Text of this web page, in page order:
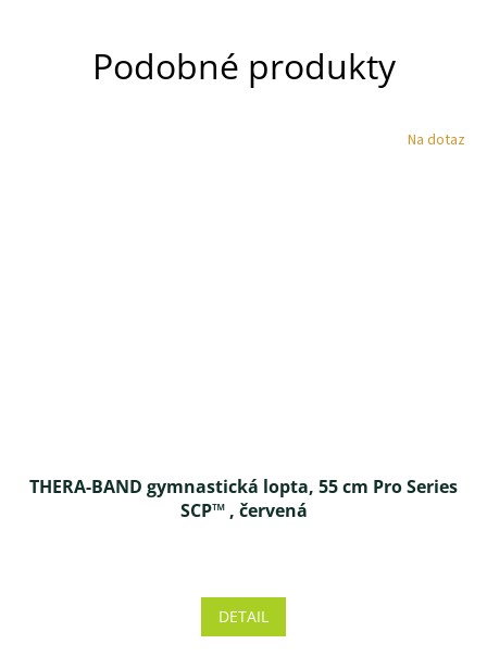
Podobné produkty
Na dotaz
THERA-BAND gymnastická lopta, 55 cm Pro Series
SCP™ , červená
DETAIL